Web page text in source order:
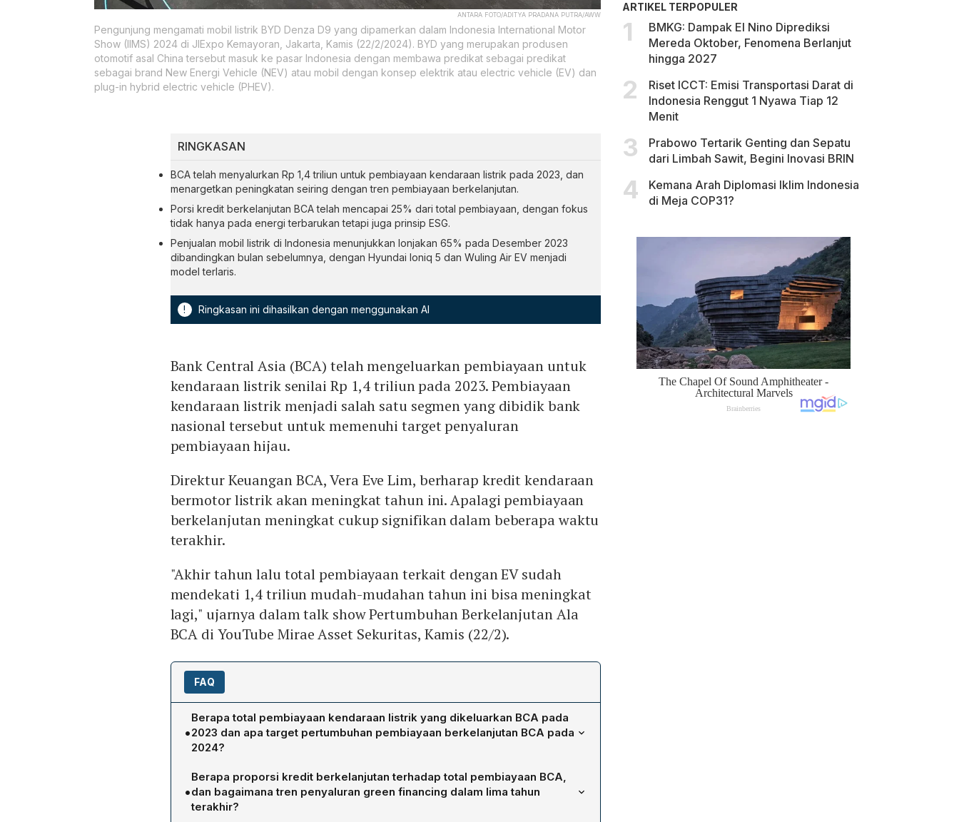
ANTARA FOTO/ADITYA PRADANA PUTRA/AWW
Pengunjung mengamati mobil listrik BYD Denza D9 yang dipamerkan dalam Indonesia International Motor
Show (IIMS) 2024 di JIExpo Kemayoran, Jakarta, Kamis (22/2/2024). BYD yang merupakan produsen
otomotif asal China tersebut masuk ke pasar Indonesia dengan membawa predikat sebagai predikat
sebagai brand New Energi Vehicle (NEV) atau mobil dengan konsep elektrik atau electric vehicle (EV) dan
plug-in hybrid electric vehicle (PHEV).
RINGKASAN
BCA telah menyalurkan Rp 1,4 triliun untuk pembiayaan kendaraan listrik pada 2023, dan
menargetkan peningkatan seiring dengan tren pembiayaan berkelanjutan.
Porsi kredit berkelanjutan BCA telah mencapai 25% dari total pembiayaan, dengan fokus
tidak hanya pada energi terbarukan tetapi juga prinsip ESG.
Penjualan mobil listrik di Indonesia menunjukkan lonjakan 65% pada Desember 2023
dibandingkan bulan sebelumnya, dengan Hyundai Ioniq 5 dan Wuling Air EV menjadi
model terlaris.
! Ringkasan ini dihasilkan dengan menggunakan AI
Bank Central Asia (BCA) telah mengeluarkan pembiayaan untuk
kendaraan listrik senilai Rp 1,4 triliun pada 2023. Pembiayaan
kendaraan listrik menjadi salah satu segmen yang dibidik bank
nasional tersebut untuk memenuhi target penyaluran
pembiayaan hijau.
Direktur Keuangan BCA, Vera Eve Lim, berharap kredit kendaraan
bermotor listrik akan meningkat tahun ini. Apalagi pembiayaan
berkelanjutan meningkat cukup signifikan dalam beberapa waktu
terakhir.
"Akhir tahun lalu total pembiayaan terkait dengan EV sudah
mendekati 1,4 triliun mudah-mudahan tahun ini bisa meningkat
lagi," ujarnya dalam talk show Pertumbuhan Berkelanjutan Ala
BCA di YouTube Mirae Asset Sekuritas, Kamis (22/2).
FAQ
•
Berapa total pembiayaan kendaraan listrik yang dikeluarkan BCA pada
2023 dan apa target pertumbuhan pembiayaan berkelanjutan BCA pada
2024?
BCA mengeluarkan pembiayaan kendaraan listrik sebesar Rp 1,4 triliun pada tahun
2023. Pada tahun 2024, BCA menargetkan pertumbuhan kredit atau pembiayaan
berkelanjutan sebesar 8‑10 %.
•
Berapa proporsi kredit berkelanjutan terhadap total pembiayaan BCA,
dan bagaimana tren penyaluran green financing dalam lima tahun
terakhir?
ARTIKEL TERPOPULER
BMKG: Dampak El Nino Diprediksi
Mereda Oktober, Fenomena Berlanjut
hingga 2027
Riset ICCT: Emisi Transportasi Darat di
Indonesia Renggut 1 Nyawa Tiap 12
Menit
Prabowo Tertarik Genting dan Sepatu
dari Limbah Sawit, Begini Inovasi BRIN
Kemana Arah Diplomasi Iklim Indonesia
di Meja COP31?